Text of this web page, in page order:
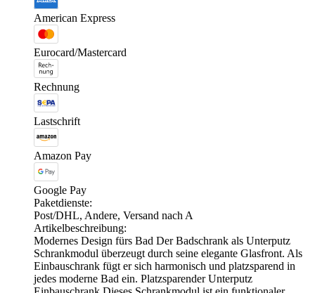
American Express
Eurocard/Mastercard
Rechnung
Lastschrift
Amazon Pay
Google Pay
Paketdienste:
Post/DHL, Andere, Versand nach A
Artikelbeschreibung:
Modernes Design fürs Bad Der Badschrank als Unterputz
Schrankmodul überzeugt durch seine elegante Glasfront. Als
Einbauschrank fügt er sich harmonisch und platzsparend in
jedes moderne Bad ein. Platzsparender Unterputz